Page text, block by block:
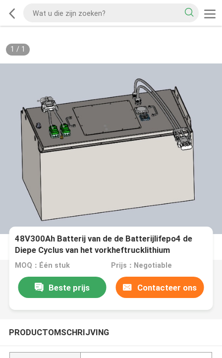
1 / 1
48V300Ah Batterij van de de Batterijlifepo4 de
Diepe Cyclus van het vorkheftrucklithium
MOQ：Één stuk Prijs：Negotiable
Beste prijs Contacteer ons
PRODUCTOMSCHRIJVING